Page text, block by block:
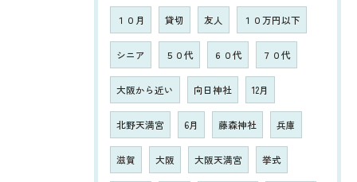
１０月 貸切 友人 １０万円以下
シニア ５０代 ６０代 ７０代
大阪から近い 向日神社 12月
北野天満宮 6月 藤森神社 兵庫
滋賀 大阪 大阪天満宮 挙式